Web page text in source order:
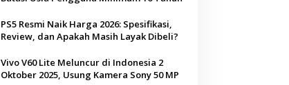
PS5 Resmi Naik Harga 2026: Spesifikasi,
Review, dan Apakah Masih Layak Dibeli?
Vivo V60 Lite Meluncur di Indonesia 2
Oktober 2025, Usung Kamera Sony 50 MP